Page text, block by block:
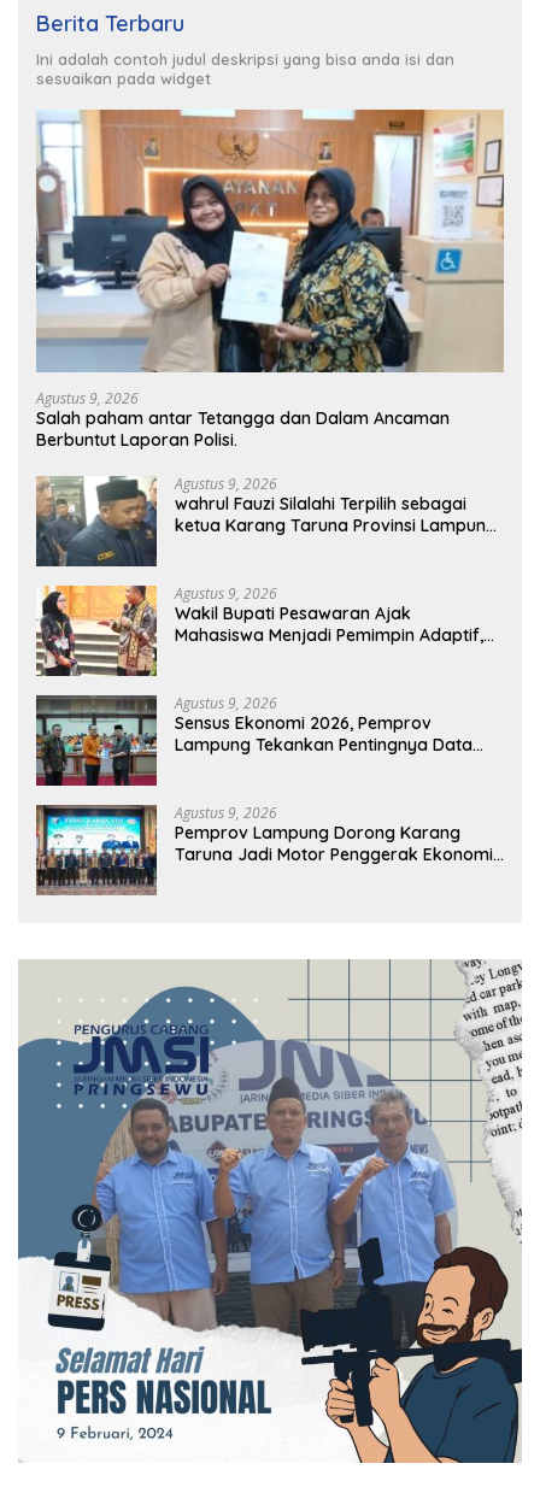
Berita Terbaru
Ini adalah contoh judul deskripsi yang bisa anda isi dan
sesuaikan pada widget
Agustus 9, 2026
Salah paham antar Tetangga dan Dalam Ancaman
Berbuntut Laporan Polisi.
Agustus 9, 2026
wahrul Fauzi Silalahi Terpilih sebagai
ketua Karang Taruna Provinsi Lampung
Agustus 9, 2026
Wakil Bupati Pesawaran Ajak
Mahasiswa Menjadi Pemimpin Adaptif,
Agustus 9, 2026
Sensus Ekonomi 2026, Pemprov
Lampung Tekankan Pentingnya Data
Agustus 9, 2026
Pemprov Lampung Dorong Karang
Taruna Jadi Motor Penggerak Ekonomi